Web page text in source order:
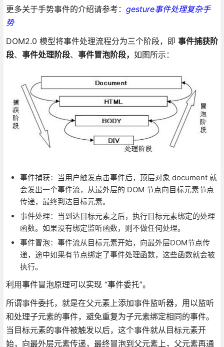
更多关于手势事件的介绍请参考： gesture事件处理复杂手
势
DOM2.0 模型将事件处理流程分为三个阶段，即 事件捕获阶
段、 事件处理阶段、 事件冒泡阶段， 如图所示：
事件捕获：当用户触发点击事件后，顶层对象 document 就
会发出一个事件流，从最外层的 DOM 节点向目标元素节点
传递，最终到达目标元素。
事件处理：当到达目标元素之后，执行目标元素绑定的处理
函数。如果没有绑定监听函数，则不做任何处理。
事件冒泡：事件流从目标元素开始，向最外层DOM节点传
递，途中如果有节点绑定了事件处理函数，这些函数就会被
执行。
利用事件冒泡原理可以实现 “事件委托”。
所谓事件委托，就是在父元素上添加事件监听器，用以监听
和处理子元素的事件，避免重复为子元素绑定相同的事件。
当目标元素的事件被触发以后，这个事件就从目标元素开
始，向最外层元素传递，最终冒泡到父元素上，父元素再通